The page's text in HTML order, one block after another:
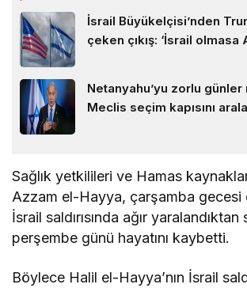
İsrail Büyükelçisi’nden
çeken çıkış: ‘İsrail olmasa
Netanyahu’yu zorlu
Meclis seçim kapısını
Sağlık yetkilileri ve Hamas
Azzam el-Hayya, çarşamba gecesi
İsrail saldırısında ağır yaralandıktan
perşembe günü hayatını kaybetti.
Böylece Halil el-Hayya’nın İsrail